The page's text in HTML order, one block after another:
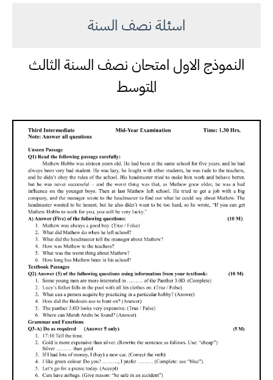
اسئلة نصف السنة
النموذج الاول امتحان نصف السنة الثالث
المتوسط